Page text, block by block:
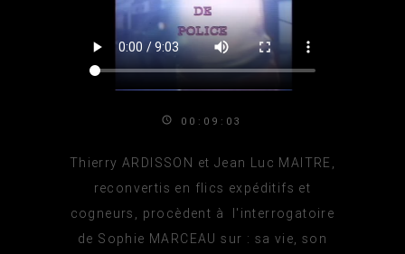
00:09:03
Thierry ARDISSON et Jean Luc MAITRE,
reconvertis en flics expéditifs et
cogneurs, procèdent à l'interrogatoire
de Sophie MARCEAU sur : sa vie, son